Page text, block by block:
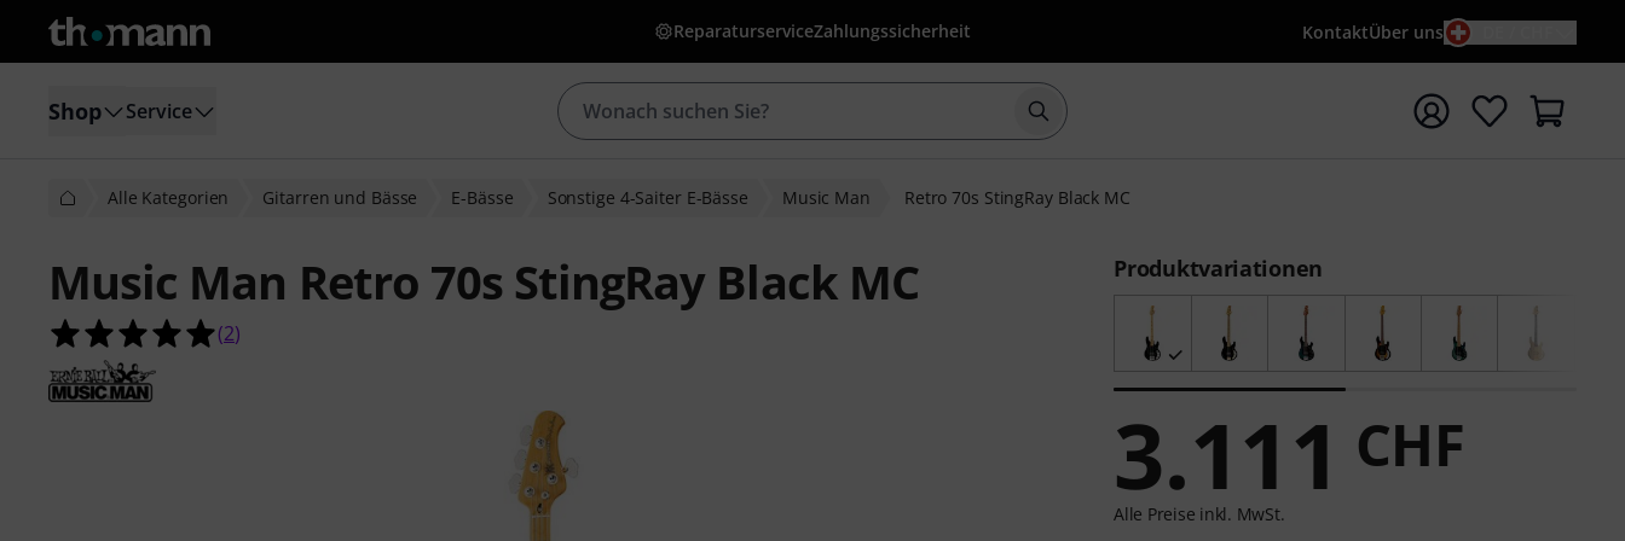
ReparaturserviceZahlungssicherheit KontaktÜber uns
Shop Service Suche mit Suchwort {searchTerm} starten
Alle Kategorien Gitarren und Bässe E-Bässe Sonstige 4-Saiter E-Bässe Music Man Retro 70s StingRay Black MC
Music Man Retro 70s StingRay Black MC
5.0 von 5 Sternen aus 2 Kundenbewertungen
(2)
Produktvariationen
3.111 CHF
Alle Preise inkl. MwSt.